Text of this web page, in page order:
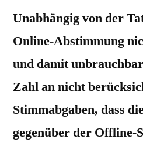
Unabhängig von der
Online-Abstimmung
und damit
Zahl an nicht
Stimmabgaben, dass
gegenüber der